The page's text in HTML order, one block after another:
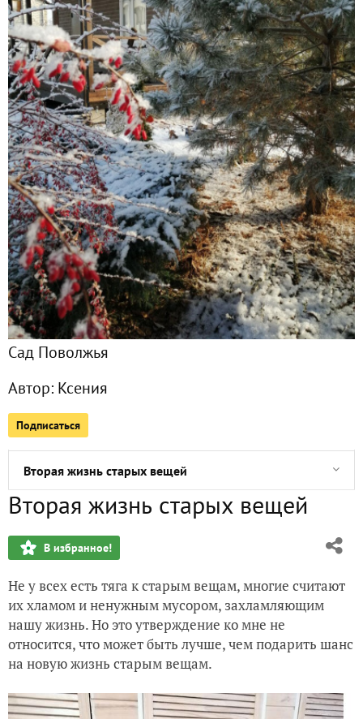
Сад Поволжья
Автор: Ксения
Подписаться
Главная
Подписчики 9
Все публикации 42
Фото 41
Сейчас обсуждают
Обновленное кашпо своими руками
Кормушка для птиц
Зимняя сказка 2026: когда снег вернул даче её
Садовые сокровища от Елены Скибицкой
Вторая жизнь старых вещей
Результат укоренения неожиданный. Пока расстроена,
Аномальный январь
Жучка-живучка
Питомник роз Нью-Джерси
Вот и август на пороге. Хроники июля
Подарки за конкурс не заканчиваются. Комплект сумок
Вторая жизнь старых вещей
В избранное!
Не у всех есть тяга к старым вещам, многие считают
их хламом и ненужным мусором, захламляющим
нашу жизнь. Но это утверждение ко мне не
относится, что может быть лучше, чем подарить шанс
на новую жизнь старым вещам.